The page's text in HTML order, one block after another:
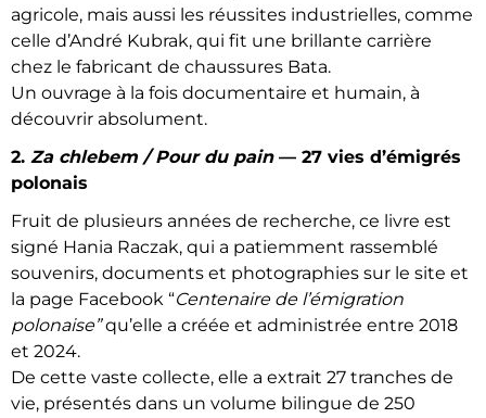
agricole, mais aussi les réussites industrielles, comme
celle d’André Kubrak, qui fit une brillante carrière
chez le fabricant de chaussures Bata.
Un ouvrage à la fois documentaire et humain, à
découvrir absolument.
2. Za chlebem / Pour du pain— 27 vies d’émigrés
polonais
Fruit de plusieurs années de recherche, ce livre est
signé Hania Raczak, qui a patiemment rassemblé
souvenirs, documents et photographies sur le site et
la page Facebook “Centenaire de l’émigration
polonaise”qu’elle a créée et administrée entre 2018
et 2024.
De cette vaste collecte, elle a extrait 27 tranches de
vie, présentés dans un volume bilingue de 250